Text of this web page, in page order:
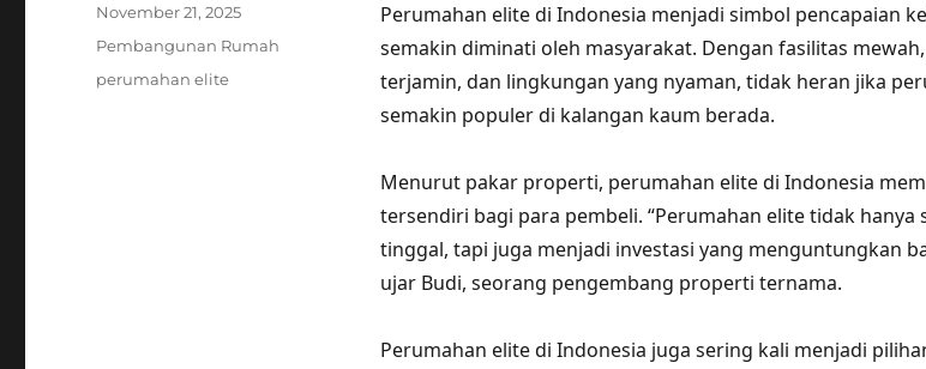
Perumahan elite di Indonesia menjadi simbol pencapaian
semakin diminati oleh masyarakat. Dengan fasilitas
terjamin, dan lingkungan yang nyaman, tidak heran jika
semakin populer di kalangan kaum berada.
Menurut pakar properti, perumahan elite di Indonesia
tersendiri bagi para pembeli. “Perumahan elite tidak hanya
tinggal, tapi juga menjadi investasi yang menguntungkan
ujar Budi, seorang pengembang properti ternama.
Perumahan elite di Indonesia juga sering kali menjadi
Posted
November 21, 2025
Categories
Pembangunan Rumah
Tags
perumahan elite